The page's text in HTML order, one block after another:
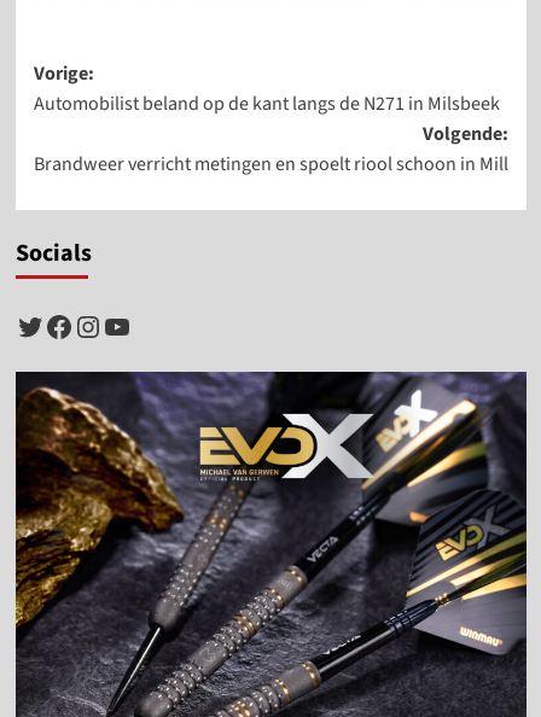
Bericht
navigatie
Vorige:
Automobilist beland op de kant langs de N271 in Milsbeek
Volgende:
Brandweer verricht metingen en spoelt riool schoon in Mill
Socials
Twitter
Facebook
Instagram
YouTube